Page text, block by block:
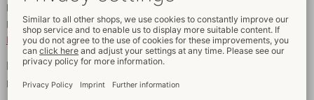
Цвет:
Материал: TPR
К материальной информации
Размер
Масса: 92 g